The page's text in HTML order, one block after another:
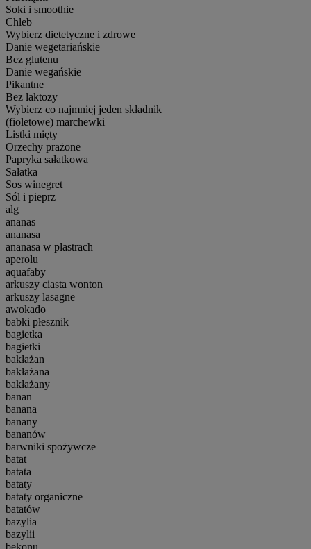
Soki i smoothie
Chleb
Wybierz dietetyczne i zdrowe
Danie wegetariańskie
Bez glutenu
Danie wegańskie
Pikantne
Bez laktozy
Wybierz co najmniej jeden składnik
(fioletowe) marchewki
Listki mięty
Orzechy prażone
Papryka sałatkowa
Sałatka
Sos winegret
Sól i pieprz
alg
ananas
ananasa
ananasa w plastrach
aperolu
aquafaby
arkuszy ciasta wonton
arkuszy lasagne
awokado
babki płesznik
bagietka
bagietki
bakłażan
bakłażana
bakłażany
banan
banana
banany
bananów
barwniki spożywcze
batat
batata
bataty
bataty organiczne
batatów
bazylia
bazylii
bekonu